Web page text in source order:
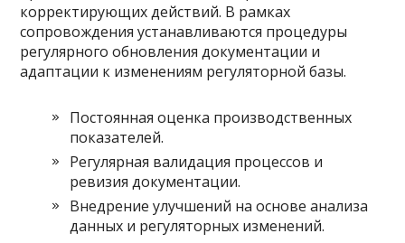
корректирующих действий. В рамках
сопровождения устанавливаются процедуры
регулярного обновления документации и
адаптации к изменениям регуляторной базы.
Постоянная оценка производственных
показателей.
Регулярная валидация процессов и
ревизия документации.
Внедрение улучшений на основе анализа
данных и регуляторных изменений.